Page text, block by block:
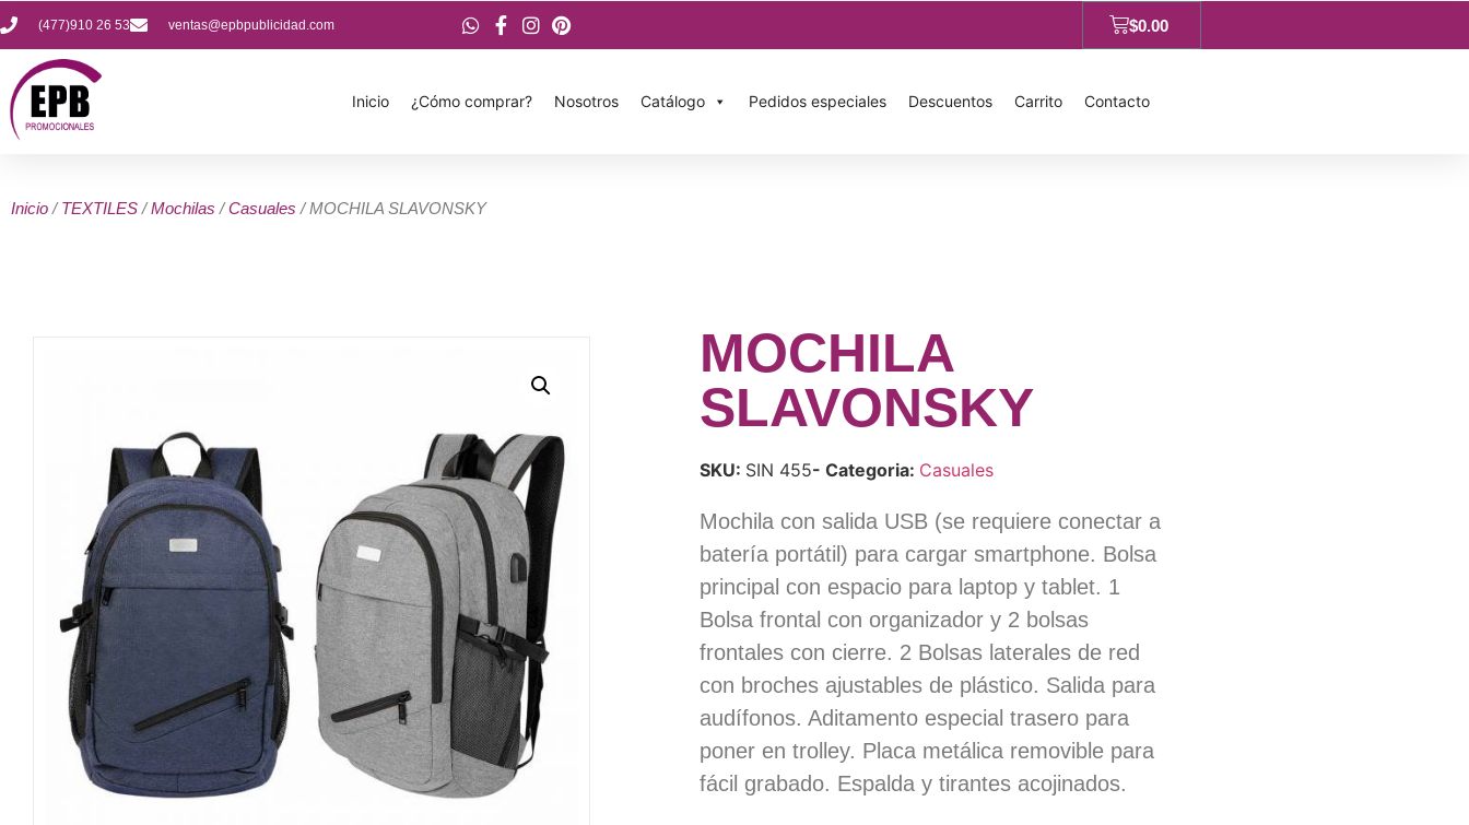
(477)910 26 53 ventas@epbpublicidad.com $0.00
Inicio ¿Cómo comprar? Nosotros Catálogo Pedidos especiales Descuentos Carrito Contacto
Inicio /TEXTILES /Mochilas /Casuales / MOCHILA SLAVONSKY
MOCHILA
SLAVONSKY
SKU: SIN 455- Categoria: Casuales
Mochila con salida USB (se requiere conectar a
batería portátil) para cargar smartphone. Bolsa
principal con espacio para laptop y tablet. 1
Bolsa frontal con organizador y 2 bolsas
frontales con cierre. 2 Bolsas laterales de red
con broches ajustables de plástico. Salida para
audífonos. Aditamento especial trasero para
poner en trolley. Placa metálica removible para
fácil grabado. Espalda y tirantes acojinados.